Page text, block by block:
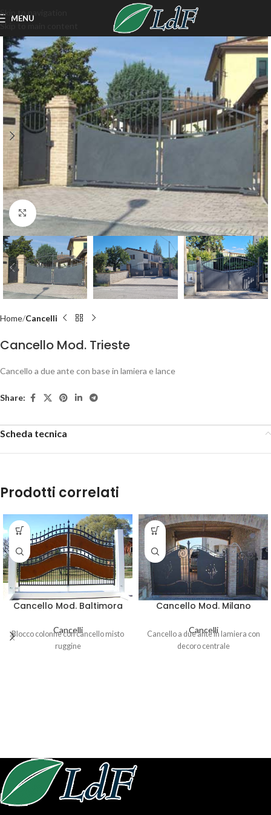
Skip to navigation
Skip to main content
MENU
Click to enlarge
Home Cancelli
Cancello Mod. Trieste
Cancello a due ante con base in lamiera e lance
Share:
Scheda tecnica
Prodotti correlati
Cancello Mod. Baltimora
Cancelli
Blocco colonne con cancello misto
ruggine
Cancello Mod. Milano
Cancelli
Cancello a due ante in lamiera con
decoro centrale